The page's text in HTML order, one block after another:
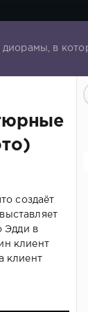
в
создаёт
Эдди в
клиент
клиент